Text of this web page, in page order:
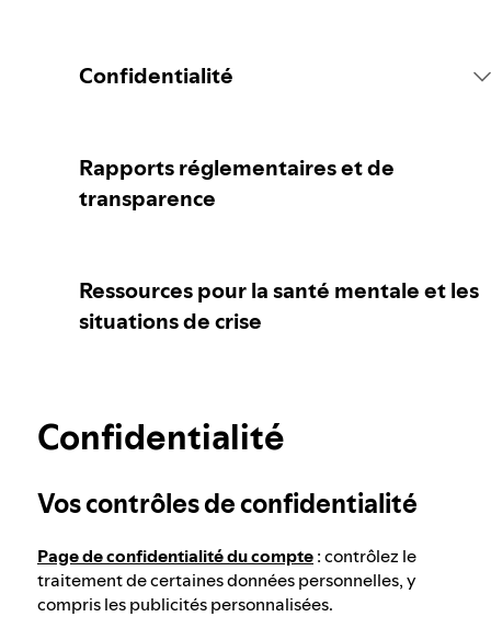
Signaler du contenu
Conseils pour les parent·e·s ou gardien·ne·s
Notre approche en matière de contenu
violent
Confidentialité
Vos contrôles de confidentialité
Rapports réglementaires et de
transparence
Ressources pour la santé mentale et les
situations de crise
Confidentialité
Vos contrôles de confidentialité
Page de confidentialité du compte: contrôlez le
traitement de certaines données personnelles, y
compris les publicités personnalisées.